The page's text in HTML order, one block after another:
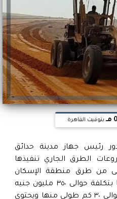
بتوقيت القاهرة
رئيس جهاز مدينة حدائق
الطرق الجاري تنفيذها
من طرق منطقة الإسكان
الاجتماعي بمنطقة ٢٣٥٠ فدانًا بتكلفة حوالى ٣٥٠ مليون جنيه
بإجمالي ٤٠ كم. طولى طرق حوالي ٣٠ كم طولي منها ويحتوي